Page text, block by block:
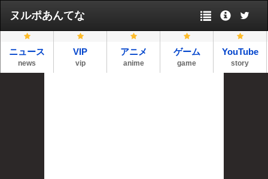
ヌルポあんてな
ニュース
news
VIP
vip
アニメ
anime
ゲーム
game
YouTube
story